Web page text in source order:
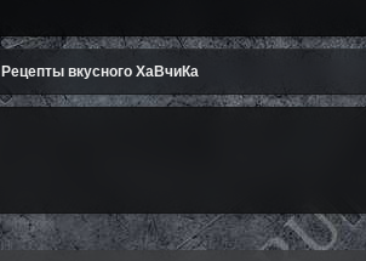
Рецепты вкусного ХаВчиКа